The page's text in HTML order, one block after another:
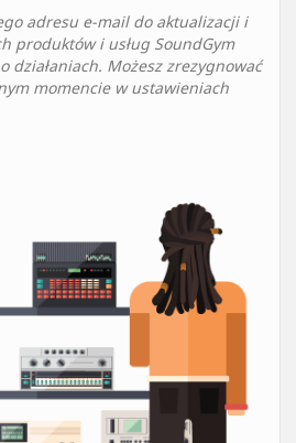
adresu e-mail do aktualizacji i
produktów i usług SoundGym
działaniach. Możesz zrezygnować
momencie w ustawieniach